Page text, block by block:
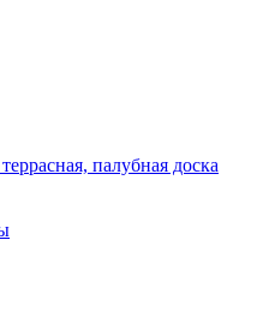
палубная доска